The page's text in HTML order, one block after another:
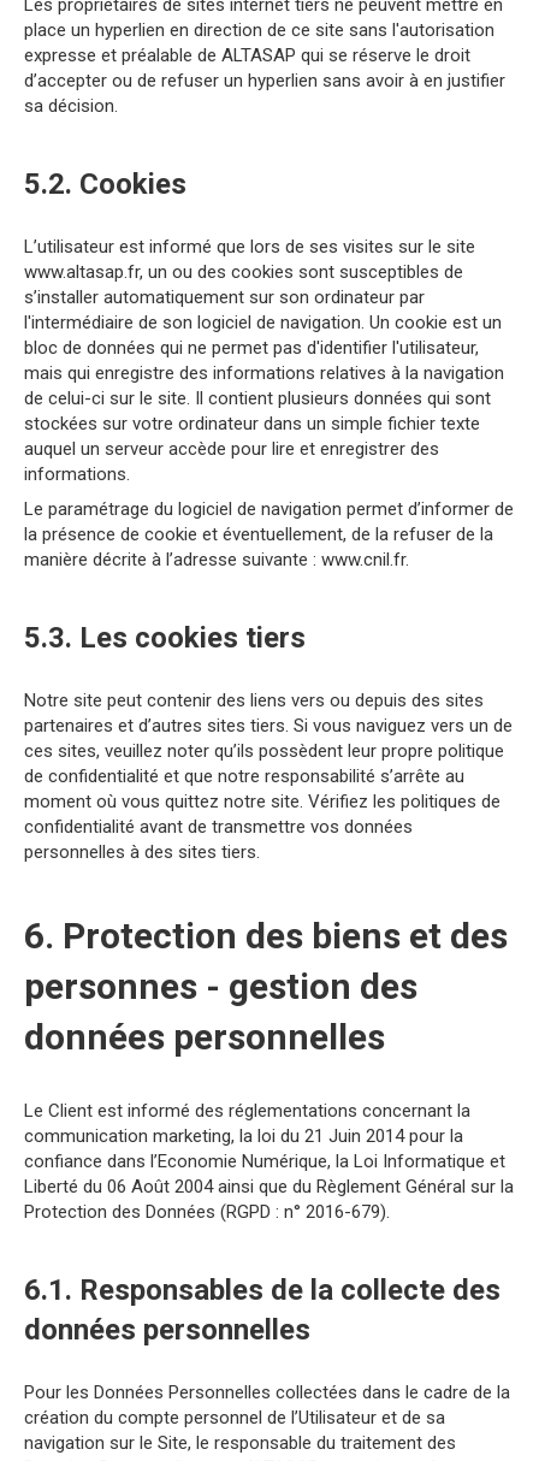
Les propriétaires de sites internet tiers ne peuvent mettre en
place un hyperlien en direction de ce site sans l'autorisation
expresse et préalable de ALTASAP qui se réserve le droit
d’accepter ou de refuser un hyperlien sans avoir à en justifier
sa décision.
5.2. Cookies
L’utilisateur est informé que lors de ses visites sur le site
www.altasap.fr, un ou des cookies sont susceptibles de
s’installer automatiquement sur son ordinateur par
l'intermédiaire de son logiciel de navigation. Un cookie est un
bloc de données qui ne permet pas d'identifier l'utilisateur,
mais qui enregistre des informations relatives à la navigation
de celui-ci sur le site. Il contient plusieurs données qui sont
stockées sur votre ordinateur dans un simple fichier texte
auquel un serveur accède pour lire et enregistrer des
informations.
Le paramétrage du logiciel de navigation permet d’informer de
la présence de cookie et éventuellement, de la refuser de la
manière décrite à l’adresse suivante : www.cnil.fr.
5.3. Les cookies tiers
Notre site peut contenir des liens vers ou depuis des sites
partenaires et d’autres sites tiers. Si vous naviguez vers un de
ces sites, veuillez noter qu’ils possèdent leur propre politique
de confidentialité et que notre responsabilité s’arrête au
moment où vous quittez notre site. Vérifiez les politiques de
confidentialité avant de transmettre vos données
personnelles à des sites tiers.
6. Protection des biens et des
personnes - gestion des
données personnelles
Le Client est informé des réglementations concernant la
communication marketing, la loi du 21 Juin 2014 pour la
confiance dans l’Economie Numérique, la Loi Informatique et
Liberté du 06 Août 2004 ainsi que du Règlement Général sur la
Protection des Données (RGPD : n° 2016-679).
6.1. Responsables de la collecte des
données personnelles
Pour les Données Personnelles collectées dans le cadre de la
création du compte personnel de l’Utilisateur et de sa
navigation sur le Site, le responsable du traitement des